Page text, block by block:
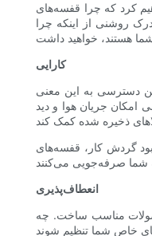
کرد که چرا قفسه‌های
روشنی از اینکه چرا
کارایی
دسترسی به این معنی
جریان هوا و دید
گردش کار، قفسه‌های
انعطاف‌پذیری
مناسب ساخت. چه